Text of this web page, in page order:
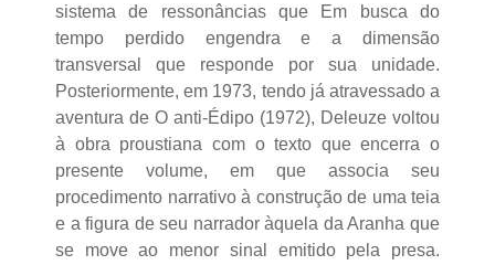
sistema de ressonâncias que Em busca do
tempo perdido engendra e a dimensão
transversal que responde por sua unidade.
Posteriormente, em 1973, tendo já atravessado a
aventura de O anti-Édipo (1972), Deleuze voltou
à obra proustiana com o texto que encerra o
presente volume, em que associa seu
procedimento narrativo à construção de uma teia
e a figura de seu narrador àquela da Aranha que
se move ao menor sinal emitido pela presa.